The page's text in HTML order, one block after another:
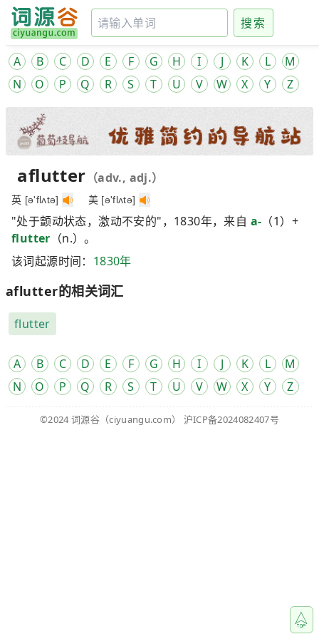
搜索
A B C D E F G H I J K L
M
N
O P Q R S T U V W X Y Z
aflutter （adv., adj.）
英 [ə'flʌtə] 美 [ə'flʌtə]
"处于颤动状态，激动不安的"，1830年，来自 a- （1）+
flutter （n.）。
该词起源时间： 1830年
aflutter的相关词汇
flutter
A B C D E F G H I J K L
M
N
O P Q R S T U V W X Y Z
©2024 词源谷 （ciyuangu.com） 沪ICP备2024082407号